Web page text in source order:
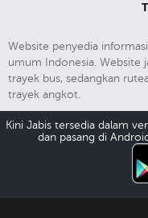
Website penyedia
umum Indonesia. Website
trayek bus, sedangkan
trayek angkot.
Kini Jabis tersedia dalam
dan pasang di